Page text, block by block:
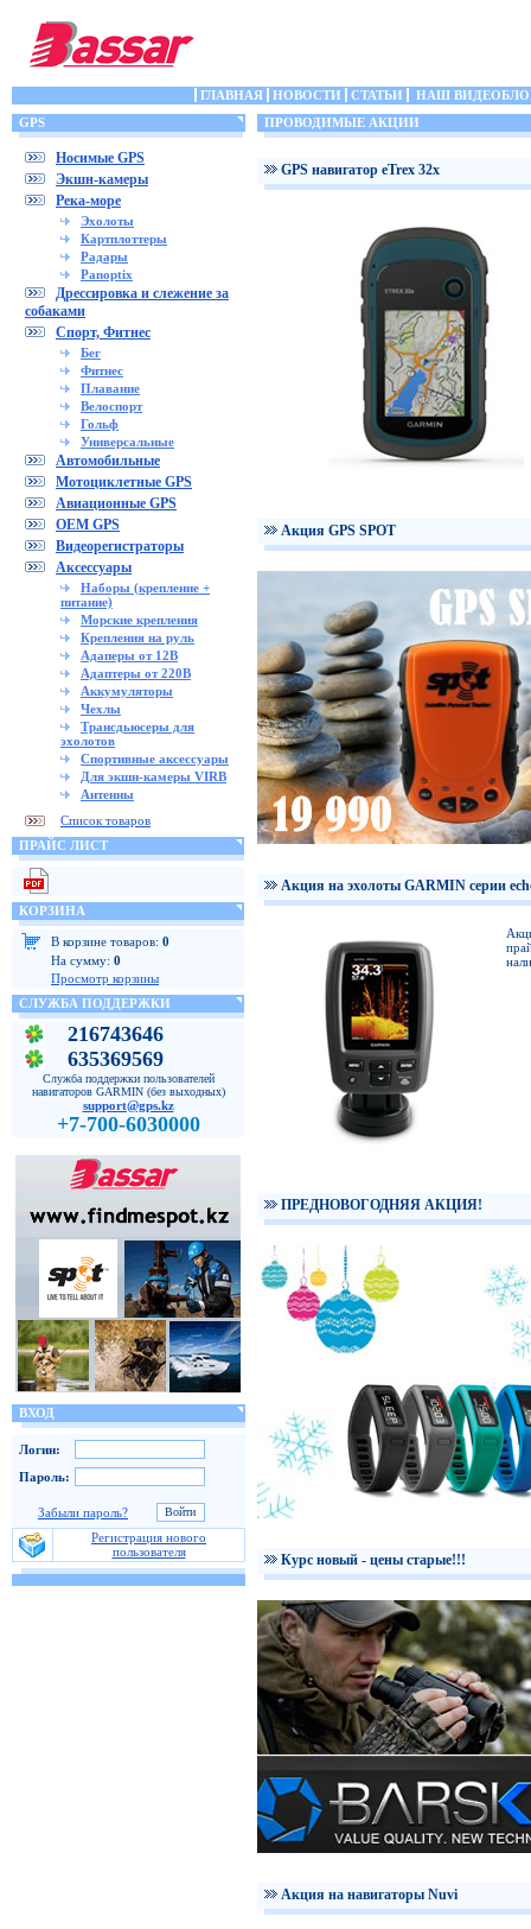
ГЛАВНАЯ НОВОСТИ СТАТЬИ
НАШ
GPS
Носимые GPS
Экшн-камеры
Река-море
Эхолоты
Картплоттеры
Радары
Panoptix
Дрессировка и слежение за
собаками
Спорт, Фитнес
Бег
Фитнес
Плавание
Велоспорт
Гольф
Универсальные
Автомобильные
Мотоциклетные GPS
Авиационные GPS
OEM GPS
Видеорегистраторы
Аксессуары
Наборы (крепление +
питание)
Морские крепления
Крепления на руль
Адаперы от 12В
Адаптеры от 220В
Аккумуляторы
Чехлы
Трансдьюсеры для
эхолотов
Спортивные аксессуары
Для экшн-камеры VIRB
Антенны
Список товаров
ПРАЙС ЛИСТ
КОРЗИНА
В корзине товаров: 0
На сумму: 0
Просмотр корзины
СЛУЖБА ПОДДЕРЖКИ
216743646
635369569
Служба поддержки пользователей
навигаторов GARMIN (без выходных)
support@gps.kz
+7-700-6030000
ВХОД
Логин:
Пароль:
Забыли пароль?
Регистрация нового
пользователя
ПРОВОДИМЫЕ АКЦИИ
GPS навигатор eTrex 32x
Акция GPS SPOT
Акция на эхолоты GARMIN серии
ПРЕДНОВОГОДНЯЯ АКЦИЯ!
Курс новый - цены старые!!!
Акция на навигаторы Nuvi